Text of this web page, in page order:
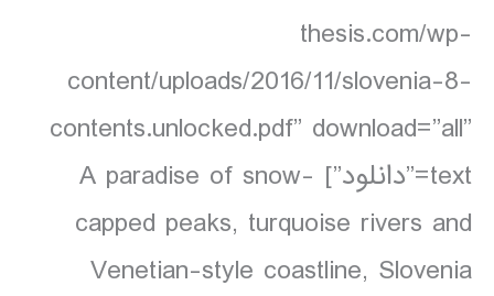
thesis.com/wp-
content/uploads/2016/11/slovenia-8-
contents.unlocked.pdf” download=”all”
text=”دانلود”] A paradise of snow-
capped peaks, turquoise rivers and
Venetian-style coastline, Slovenia